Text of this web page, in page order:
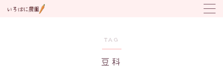
TAG
豆科